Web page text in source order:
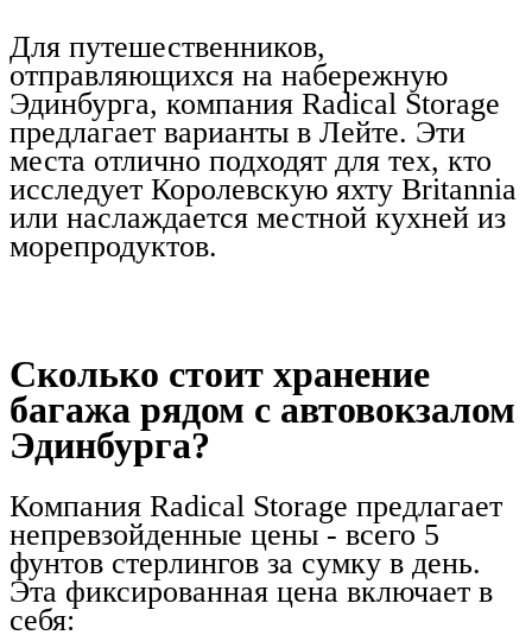
Для путешественников,
отправляющихся на набережную
Эдинбурга, компания Radical Storage
предлагает варианты в Лейте. Эти
места отлично подходят для тех, кто
исследует Королевскую яхту Britannia
или наслаждается местной кухней из
морепродуктов.
Сколько стоит хранение
багажа рядом с автовокзалом
Эдинбурга?
Компания Radical Storage предлагает
непревзойденные цены - всего 5
фунтов стерлингов за сумку в день.
Эта фиксированная цена включает в
себя: